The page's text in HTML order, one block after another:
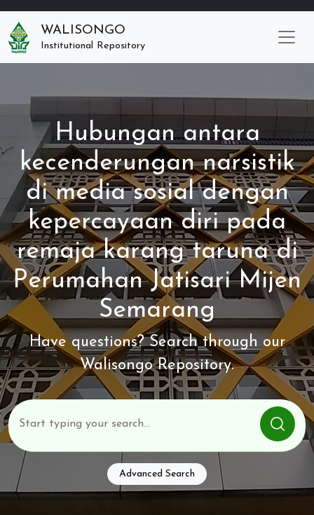
WALISONGO
Institutional Repository
Hubungan antara
kecenderungan narsistik
di media sosial dengan
kepercayaan diri pada
remaja karang taruna di
Perumahan Jatisari Mijen
Semarang
Have questions? Search through our
Walisongo Repository.
Advanced Search